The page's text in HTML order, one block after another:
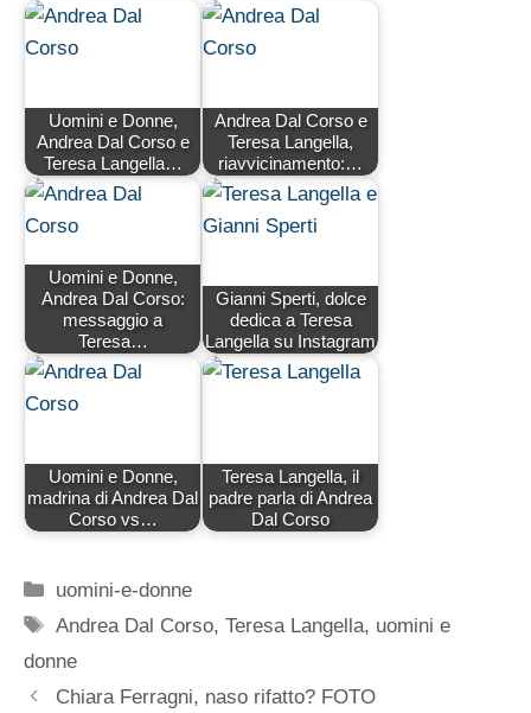
Uomini e Donne,
Andrea Dal Corso e
Teresa Langella…
Andrea Dal Corso e
Teresa Langella,
riavvicinamento:…
Uomini e Donne,
Andrea Dal Corso:
messaggio a
Teresa…
Gianni Sperti, dolce
dedica a Teresa
Langella su Instagram
Uomini e Donne,
madrina di Andrea Dal
Corso vs…
Teresa Langella, il
padre parla di Andrea
Dal Corso
Categorie
uomini-e-donne
Tag
Andrea Dal Corso,Teresa Langella, uomini e
donne
Chiara Ferragni, naso rifatto? FOTO